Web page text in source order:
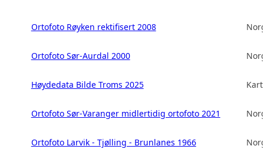
Ortofoto Røyken rektifisert 2008
Ortofoto Sør-Aurdal 2000
Høydedata Bilde Troms 2025
Ortofoto Sør-Varanger midlertidig ortofoto 2021
Ortofoto Larvik - Tjølling - Brunlanes 1966